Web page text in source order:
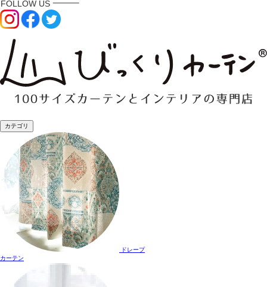
カテゴリ
ドレープ
カーテン